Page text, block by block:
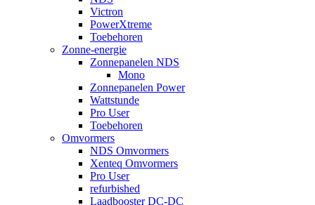
Victron
PowerXtreme
Toebehoren
Zonne-energie
Zonnepanelen NDS
Mono
Zonnepanelen Power
Wattstunde
Pro User
Toebehoren
Omvormers
NDS Omvormers
Xenteq Omvormers
Pro User
refurbished
Laadbooster DC-DC